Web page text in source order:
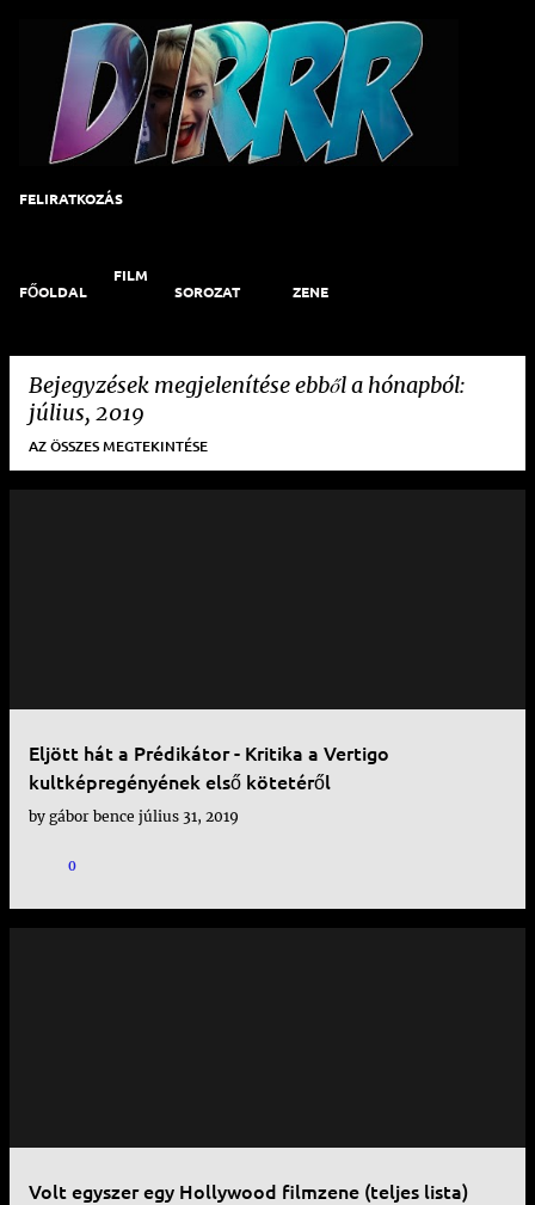
Ugrás a fő tartalomra
FELIRATKOZÁS
FŐOLDAL
FILM
SOROZAT
ZENE
Bejegyzések megjelenítése ebből a hónapból:
július, 2019
AZ ÖSSZES MEGTEKINTÉSE
k
Eljött hát a Prédikátor - Kritika a Vertigo
kultképregényének első kötetéről
by gábor bence július 31, 2019
0
Volt egyszer egy Hollywood filmzene (teljes lista)